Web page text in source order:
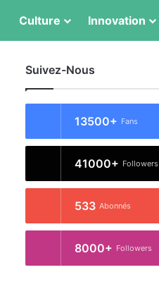
Culture Innovation
Suivez-Nous
13500+ Fans
41000+ Followers
533 Abonnés
8000+ Followers